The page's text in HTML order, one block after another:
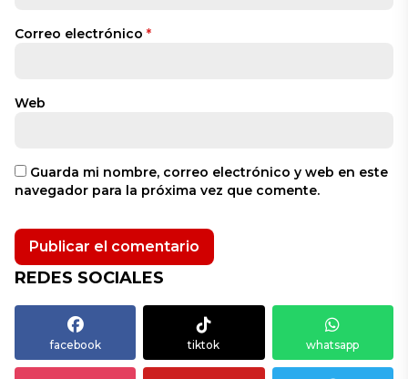
Correo electrónico *
Web
Guarda mi nombre, correo electrónico y web en este
navegador para la próxima vez que comente.
REDES SOCIALES
facebook tiktok whatsapp